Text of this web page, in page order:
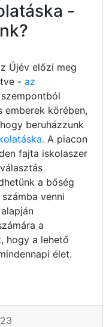
-
Újév előzi meg
- az
emberek körében,
beruházzunk
A piacon
fajta iskolaszer
a bőség
venni
a
hogy a lehető
élet.